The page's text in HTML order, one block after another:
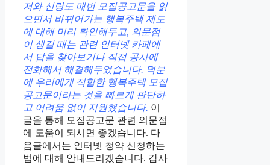
저와 신랑도 매번 모집공고문을 읽
으면서 바뀌어가는 행복주택 제도
에 대해 미리 확인해두고, 의문점
이 생길 때는 관련 인터넷 카페에
서 답을 찾아보거나 직접 공사에
전화해서 해결해두었습니다. 덕분
에 우리에게 적합한 행복주택 모집
공고문이라는 것을 빠르게 판단하
고 어려움 없이 지원했습니다. 이
글을 통해 모집공고문 관련 의문점
에 도움이 되시면 좋겠습니다. 다
음글에서는 인터넷 청약 신청하는
법에 대해 안내드리겠습니다. 감사